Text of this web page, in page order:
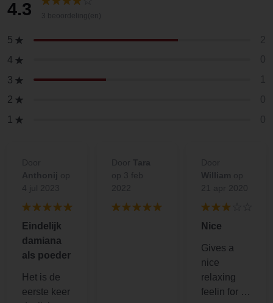
4.3
5
4
3
2
1
Eindelijk
damiana
als poeder
Het is de
eerste keer
Nice
Gives a
nice
relaxing
feelin for 1 -